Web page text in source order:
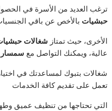
ترغب العديد من الأسرة في
حبشيات بالأخص عن باقي
الأخرى، حيث تمتاز شغالات
عالية، ويمكنك التواصل مع سمسار
شغالات بتبوك لمساعدتك في
تعمل على تقديم كافة الخدمات
التي تحتاجها من تنظيف عميق